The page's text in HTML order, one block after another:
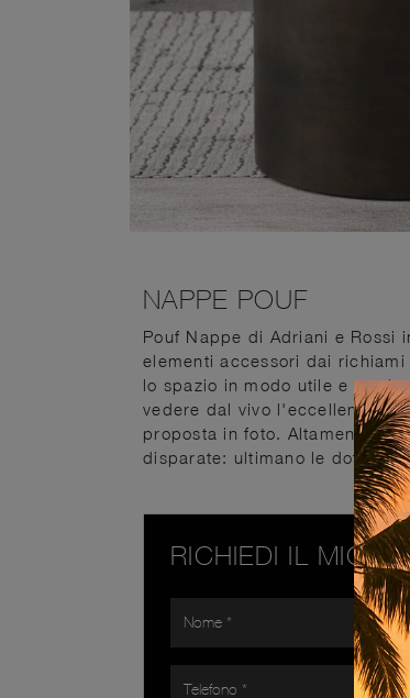
NAPPE POUF
Pouf Nappe di Adriani e Rossi
elementi accessori dai
lo spazio in modo utile e
vedere dal vivo l'eccellenza
proposta in foto. Altamente
disparate: ultimano le doti di
RICHIEDI IL